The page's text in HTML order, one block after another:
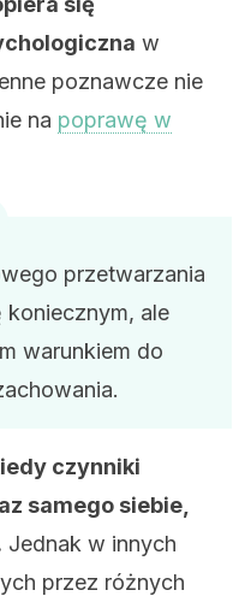
w
poznawcze nie
na poprawę w
przetwarzania
koniecznym, ale
warunkiem do
czynniki
samego siebie,
Jednak w innych
przez różnych